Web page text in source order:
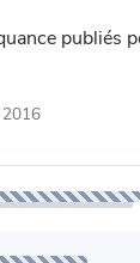
publiés